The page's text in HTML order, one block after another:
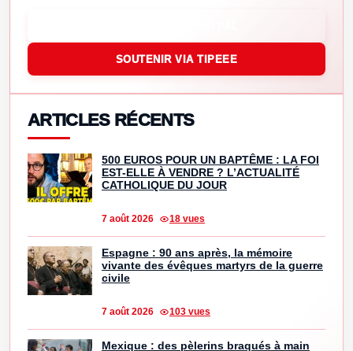
SOUTENIR VIA TIPEEE
ARTICLES RÉCENTS
500 EUROS POUR UN BAPTÊME : LA FOI
EST-ELLE À VENDRE ? L’ACTUALITÉ
CATHOLIQUE DU JOUR
7 août 2026 18 vues
Espagne : 90 ans après, la mémoire
vivante des évêques martyrs de la guerre
civile
7 août 2026 103 vues
Mexique : des pèlerins braqués à main